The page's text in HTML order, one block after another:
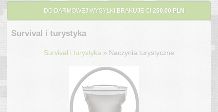
DO DARMOWEJ WYSYŁKI BRAKUJE CI 250.00 PLN
Survival i turystyka
Survival i turystyka » Naczynia turystyczne